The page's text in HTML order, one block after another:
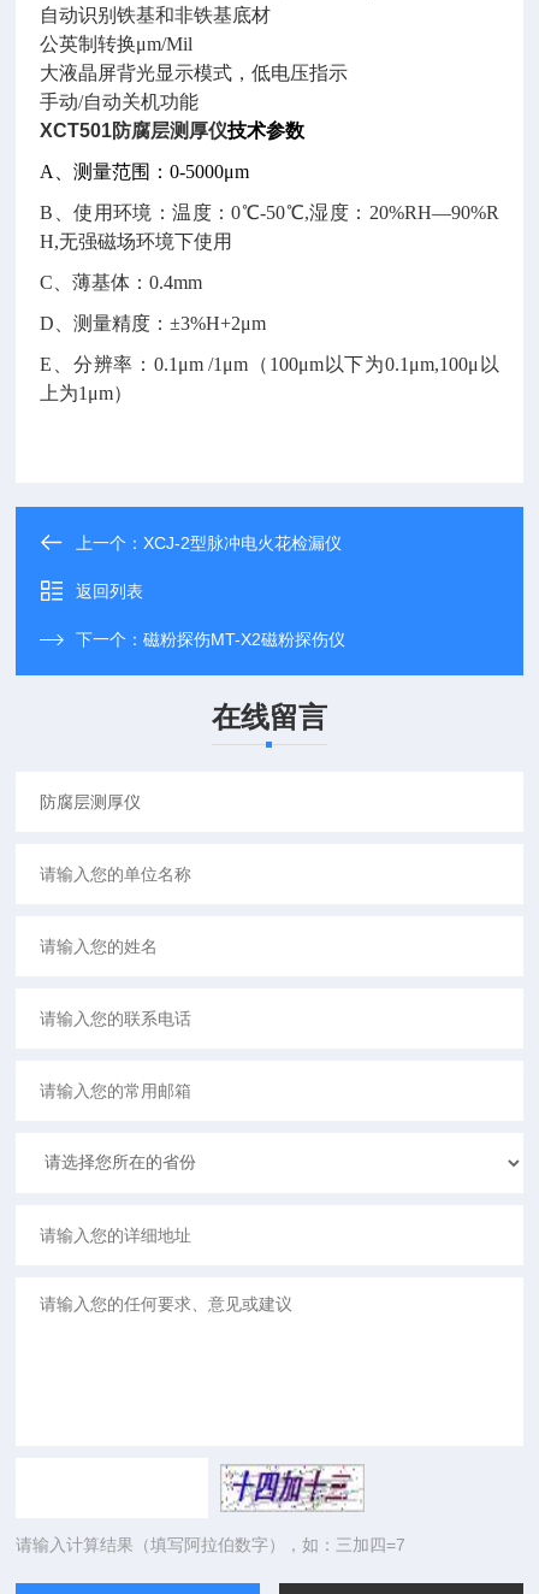
自动识别铁基和非铁基底材
公英制转换μm/Mil
大液晶屏背光显示模式，低电压指示
手动/自动关机功能
XCT501防腐层测厚仪技术参数
A、测量范围：0-5000μm
B、使用环境：温度：0℃-50℃,湿度：20%RH—90%R
H,无强磁场环境下使用
C、薄基体：0.4mm
D、测量精度：±3%H+2μm
E、分辨率：0.1μm /1μm（100μm以下为0.1μm,100μ以
上为1μm）
上一个：XCJ-2型脉冲电火花检漏仪
返回列表
下一个：磁粉探伤MT-X2磁粉探伤仪
在线留言
请输入计算结果（填写阿拉伯数字），如：三加四=7